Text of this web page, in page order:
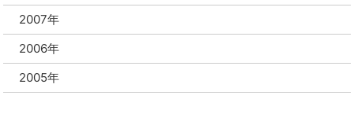
2007年
2006年
2005年